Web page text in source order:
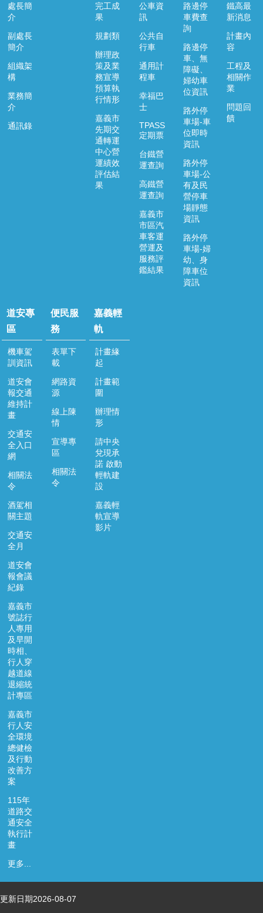
鐵
路
高
架
道
安
專
網
站
導
覽
嘉
義
市
政
府
交
通
FB
資
訊
全
政
策
隱
權
政
策
資
料
開
放
告
處長簡
介
副處長
簡介
組織架
構
業務簡
介
通訊錄
完工成
果
規劃類
辦理政
策及業
務宣導
預算執
行情形
嘉義市
先期交
通轉運
中心營
運績效
評估結
果
公車資
訊
公共自
行車
通用計
程車
幸福巴
士
TPASS
定期票
台鐵營
運查詢
高鐵營
運查詢
嘉義市
市區汽
車客運
營運及
服務評
鑑結果
路邊停
車費查
詢
路邊停
車、無
障礙、
婦幼車
位資訊
路外停
車場-車
位即時
資訊
路外停
車場-公
有及民
營停車
場靜態
資訊
路外停
車場-婦
幼、身
障車位
資訊
鐵高最
新消息
計畫內
容
工程及
相關作
業
問題回
饋
道安專
區
機車駕
訓資訊
道安會
報交通
維持計
畫
交通安
全入口
網
相關法
令
酒駕相
關主題
交通安
全月
道安會
報會議
紀錄
嘉義市
號誌行
人專用
及早開
時相、
行人穿
越道線
退縮統
計專區
嘉義市
行人安
全環境
總健檢
及行動
改善方
案
115年
道路交
通安全
執行計
畫
更多...
便民服
務
表單下
載
網路資
源
線上陳
情
宣導專
區
相關法
令
嘉義輕
軌
計畫緣
起
計畫範
圍
辦理情
形
請中央
兌現承
諾 啟動
輕軌建
設
嘉義輕
軌宣導
影片
更新日期2026-08-07